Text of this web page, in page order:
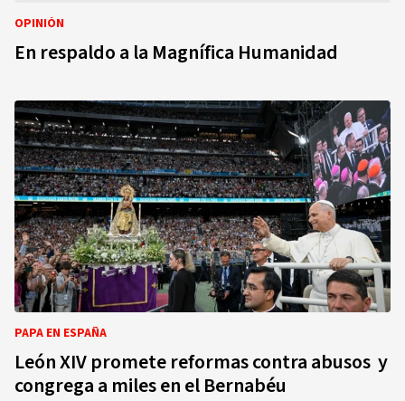
OPINIÓN
En respaldo a la Magnífica Humanidad
PAPA EN ESPAÑA
León XIV promete reformas contra abusos y
congrega a miles en el Bernabéu